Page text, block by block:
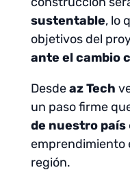
sustentable, lo
objetivos del
ante el cambio
Desdeaz Tech
un paso firme
de nuestro país
emprendimiento
región.